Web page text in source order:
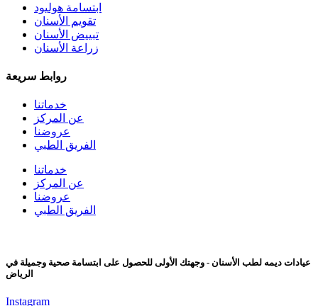
ابتسامة هوليود
تقويم الأسنان
تبييض الأسنان
زراعة الأسنان
روابط سريعة
خدماتنا
عن المركز
عروضنا
الفريق الطبي
خدماتنا
عن المركز
عروضنا
الفريق الطبي
عيادات ديمه لطب الأسنان - وجهتك الأولى للحصول على ابتسامة صحية وجميلة في
الرياض
Instagram